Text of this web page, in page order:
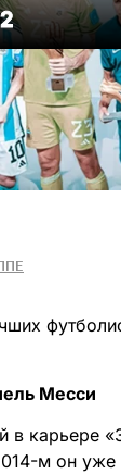
Месси
в карьере
м он уже